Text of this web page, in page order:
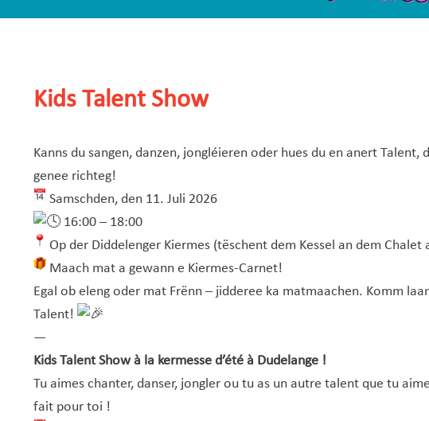
Kids Talent Show
Kanns du sangen, danzen, jongléieren oder hues du en anert Talent,
genee richteg!
Samschden, den 11. Juli 2026
16:00 – 18:00
Op der Diddelenger Kiermes (tëschent dem Kessel an dem Chalet
Maach mat a gewann e Kiermes-Carnet!
Egal ob eleng oder mat Frënn – jidderee ka matmaachen. Komm
Talent!
—
Kids Talent Show à la kermesse d’été à Dudelange !
Tu aimes chanter, danser, jongler ou tu as un autre talent que tu
fait pour toi !